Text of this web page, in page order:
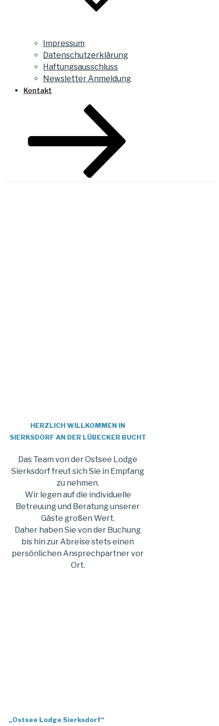
Impressum
Datenschutzerklärung
Haftungsausschluss
Newsletter Anmeldung
Kontakt
HERZLICH WILLKOMMEN IN
SIERKSDORF AN DER LÜBECKER BUCHT
Das Team von der Ostsee Lodge
Sierksdorf freut sich Sie in Empfang
zu nehmen.
Wir legen auf die individuelle
Betreuung und Beratung unserer
Gäste großen Wert.
Daher haben Sie von der Buchung
bis hin zur Abreise stets einen
persönlichen Ansprechpartner vor
Ort.
„Ostsee Lodge Sierksdorf“